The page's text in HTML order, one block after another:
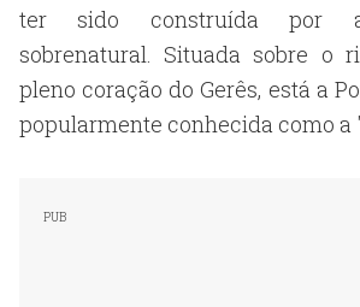
ter sido construída por
sobrenatural. Situada sobre o
pleno coração do Gerês, está a
popularmente conhecida como a